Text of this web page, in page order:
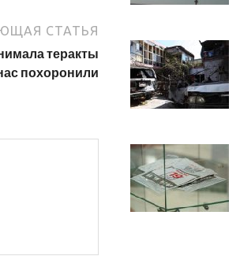
СТАТЬЯ
теракты
похоронили